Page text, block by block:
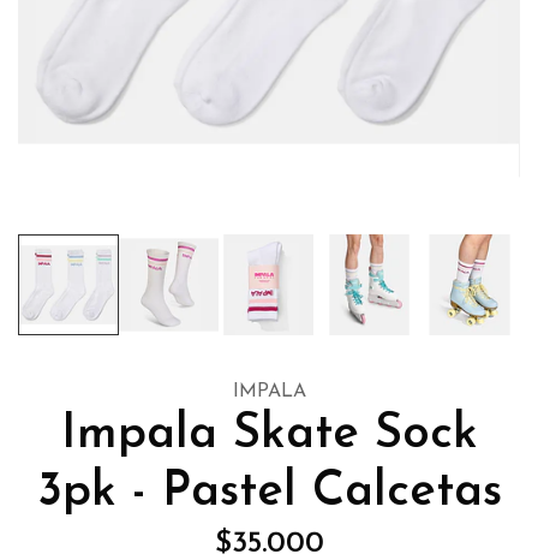
IMPALA
Impala Skate Sock
3pk - Pastel Calcetas
$35.000